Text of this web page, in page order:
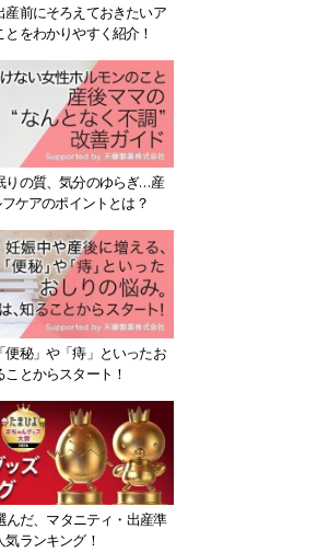
前にそろえておきたいア
をわかりやすく紹介！
りの質、気分のゆらぎ…産
ケアのポイントとは？
秘」や「痔」といったお
とからスタート！
んだ、マタニティ・出産準
ランキング！